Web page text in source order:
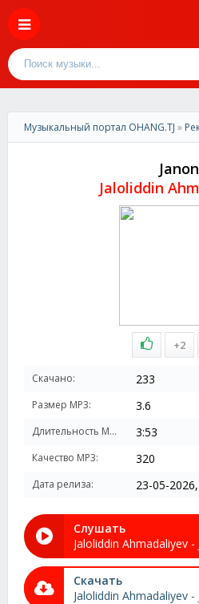
Музыкальный портал OHANG.TJ »
Janon
Jaloliddin
+2
Скачано: 233
Размер MP3: 3.6
Длительность MP3: 3:53
Качество MP3: 320
Дата релиза: 23-05-
Слушать
Jaloliddin Ahmadaliyev -
Скачать
Jaloliddin Ahmadaliyev -